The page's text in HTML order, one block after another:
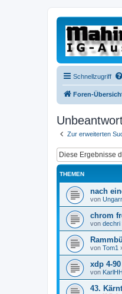
Schnellzugriff
Foren-
Zur erweiterten
THEMEN
nach
von
chrom
von dechri
von Tom1
xdp 4-
von KarlHH
43.